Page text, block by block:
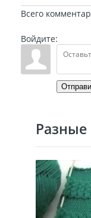
Всего
Войдите:
Разные